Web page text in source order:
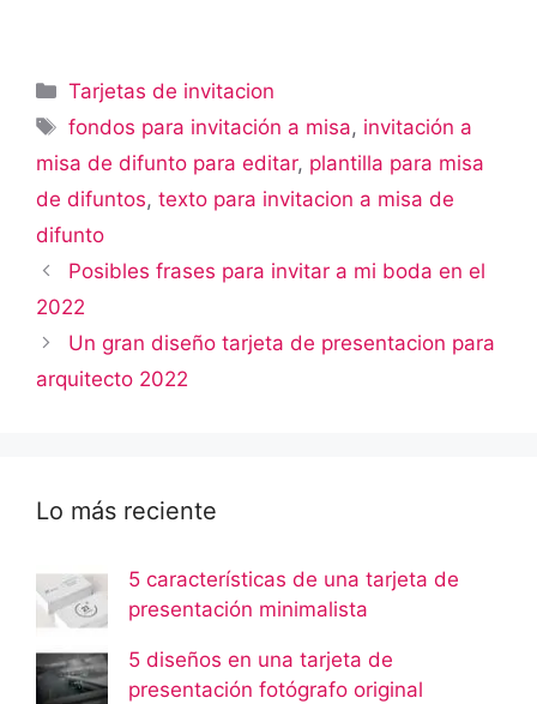
Categorías
Tarjetas de invitacion
Etiquetas
fondos para invitación a misa, invitación a
misa de difunto para editar, plantilla para misa
de difuntos, texto para invitacion a misa de
difunto
Posibles frases para invitar a mi boda en el
2022
Un gran diseño tarjeta de presentacion para
arquitecto 2022
Lo más reciente
5 características de una tarjeta de
presentación minimalista
5 diseños en una tarjeta de
presentación fotógrafo original